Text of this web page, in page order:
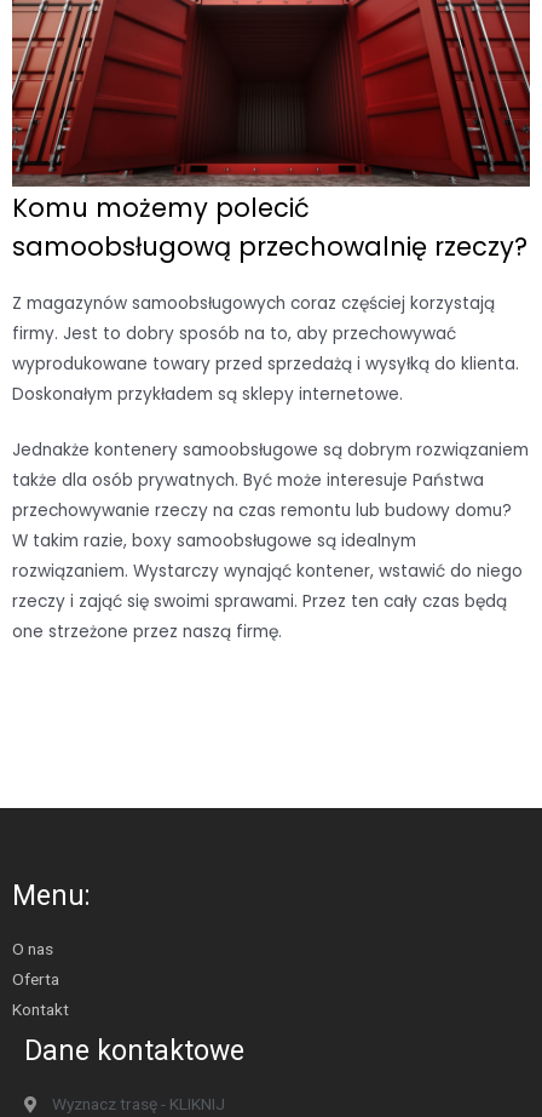
Komu możemy polecić
samoobsługową przechowalnię rzeczy?
Z magazynów samoobsługowych coraz częściej korzystają
firmy. Jest to dobry sposób na to, aby przechowywać
wyprodukowane towary przed sprzedażą i wysyłką do klienta.
Doskonałym przykładem są sklepy internetowe.
Jednakże kontenery samoobsługowe są dobrym rozwiązaniem
także dla osób prywatnych. Być może interesuje Państwa
przechowywanie rzeczy na czas remontu lub budowy domu?
W takim razie, boxy samoobsługowe są idealnym
rozwiązaniem. Wystarczy wynająć kontener, wstawić do niego
rzeczy i zająć się swoimi sprawami. Przez ten cały czas będą
one strzeżone przez naszą firmę.
Menu:
O nas
Oferta
Kontakt
Dane kontaktowe
Wyznacz trasę - KLIKNIJ